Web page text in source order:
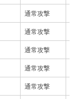
通常攻撃
通常攻撃
通常攻撃
通常攻撃
通常攻撃